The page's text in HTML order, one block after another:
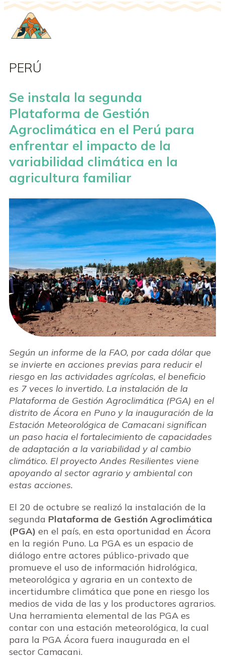
PERÚ
Se instala la segunda
Plataforma de Gestión
Agroclimática en el Perú para
enfrentar el impacto de la
variabilidad climática en la
agricultura familiar
Según un informe de la FAO, por cada dólar que
se invierte en acciones previas para reducir el
riesgo en las actividades agrícolas, el beneficio
es 7 veces lo invertido. La instalación de la
Plataforma de Gestión Agroclimática (PGA) en el
distrito de Ácora en Puno y la inauguración de la
Estación Meteorológica de Camacani significan
un paso hacia el fortalecimiento de capacidades
de adaptación a la variabilidad y al cambio
climático. El proyecto Andes Resilientes viene
apoyando al sector agrario y ambiental con
estas acciones.
El 20 de octubre se realizó la instalación de la
segunda Plataforma de Gestión Agroclimática
(PGA) en el país, en esta oportunidad en Ácora
en la región Puno. La PGA es un espacio de
diálogo entre actores público-privado que
promueve el uso de información hidrológica,
meteorológica y agraria en un contexto de
incertidumbre climática que pone en riesgo los
medios de vida de las y los productores agrarios.
Una herramienta elemental de las PGA es
contar con una estación meteorológica, la cual
para la PGA Ácora fuera inaugurada en el
sector Camacani.